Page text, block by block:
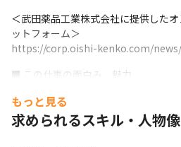
＜武田薬品工業株式会社に提供した
ットフォーム＞
https://corp.oishi-kenko.com/
■ この仕事の面白み、魅力
グデータを生かした事業展開、アライ
考えられ、どれも患者さんなど困って
もっと見る
求められるスキル・人物像